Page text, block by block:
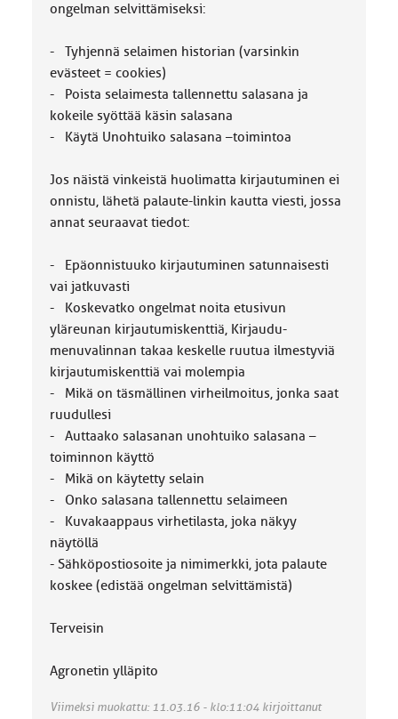
ongelman selvittämiseksi:
- Tyhjennä selaimen historian (varsinkin
evästeet = cookies)
- Poista selaimesta tallennettu salasana ja
kokeile syöttää käsin salasana
- Käytä Unohtuiko salasana –toimintoa
Jos näistä vinkeistä huolimatta kirjautuminen ei
onnistu, lähetä palaute-linkin kautta viesti, jossa
annat seuraavat tiedot:
- Epäonnistuuko kirjautuminen satunnaisesti
vai jatkuvasti
- Koskevatko ongelmat noita etusivun
yläreunan kirjautumiskenttiä, Kirjaudu-
menuvalinnan takaa keskelle ruutua ilmestyviä
kirjautumiskenttiä vai molempia
- Mikä on täsmällinen virheilmoitus, jonka saat
ruudullesi
- Auttaako salasanan unohtuiko salasana –
toiminnon käyttö
- Mikä on käytetty selain
- Onko salasana tallennettu selaimeen
- Kuvakaappaus virhetilasta, joka näkyy
näytöllä
- Sähköpostiosoite ja nimimerkki, jota palaute
koskee (edistää ongelman selvittämistä)
Terveisin
Agronetin ylläpito
Viimeksi muokattu: 11.03.16 - klo:11:04 kirjoittanut